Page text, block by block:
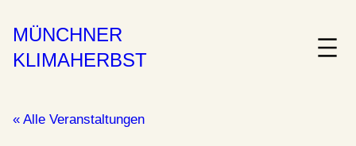
MÜNCHNER
KLIMAHERBST
« Alle Veranstaltungen